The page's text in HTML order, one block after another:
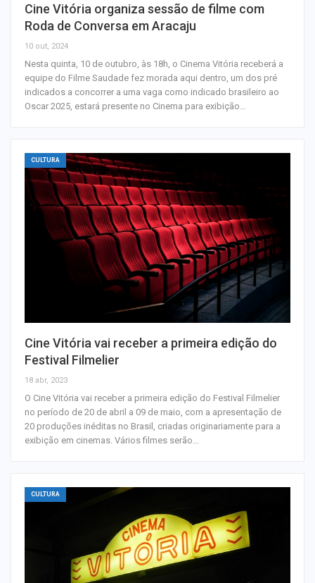
Cine Vitória organiza sessão de filme com
Roda de Conversa em Aracaju
10 out, 2024
Nesta quinta, 10 de outubro, às 18h, o Cinema Vitória receberá a
equipe do Filme Saudade fez morada aqui dentro, um dos pré
indicados a concorrer a uma vaga como indicado brasileiro ao
Oscar 2025, estará presente no Cinema para exibição…
CULTURA
Cine Vitória vai receber a primeira edição do
Festival Filmelier
18 abr, 2023
O Cine Vitória vai receber a primeira edição do Festival Filmelier
no período de 20 de abril a 09 de maio, com a apresentação de
20 produções inéditas no Brasil, criadas originariamente para a
exibição em cinemas. Vários filmes serão…
CULTURA